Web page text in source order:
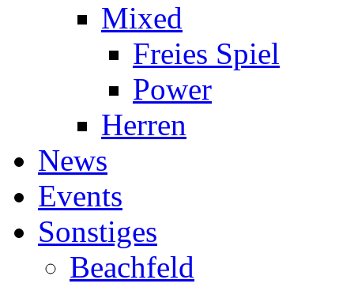
Mixed
Freies Spiel
Power
Herren
News
Events
Sonstiges
Beachfeld